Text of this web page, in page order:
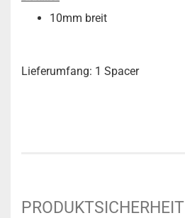
10mm breit
Lieferumfang: 1 Spacer
PRODUKTSICHERHEIT